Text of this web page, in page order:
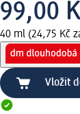
99,00
40 ml (24,75 Kč
Vložit